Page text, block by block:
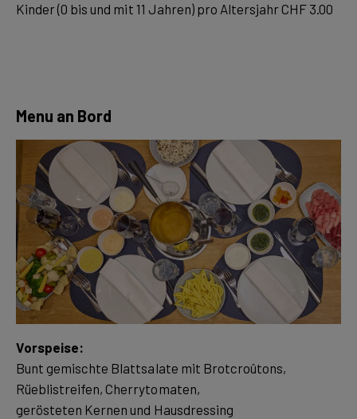
Kinder (0 bis und mit 11 Jahren) pro Altersjahr CHF 3.00
Menu an Bord
Vorspeise:
Bunt gemischte Blattsalate mit Brotcroûtons,
Rüeblistreifen, Cherrytomaten,
gerösteten Kernen und Hausdressing